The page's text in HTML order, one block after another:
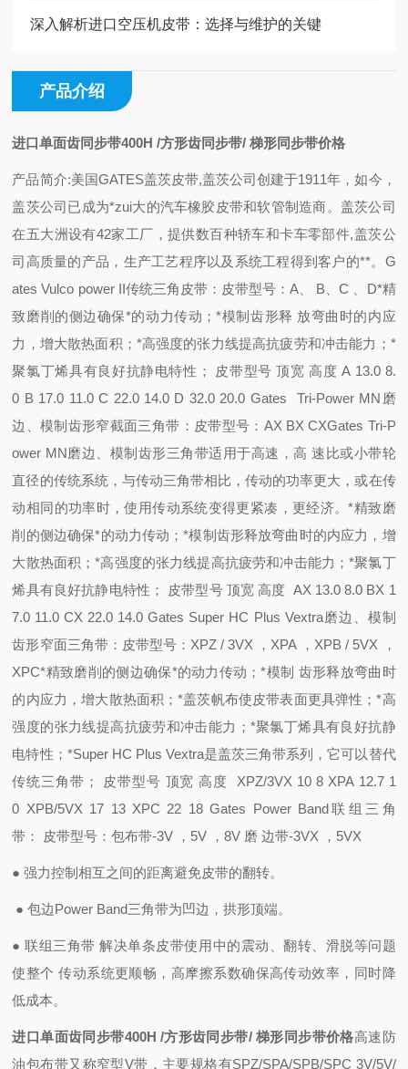
深入解析进口空压机皮带：选择与维护的关键
产品介绍
进口单面齿同步带400H /方形齿同步带/ 梯形同步带价格
产品简介:美国GATES盖茨皮带,盖茨公司创建于1911年，如今，
盖茨公司已成为*zui大的汽车橡胶皮带和软管制造商。盖茨公司
在五大洲设有42家工厂，提供数百种轿车和卡车零部件,盖茨公
司高质量的产品，生产工艺程序以及系统工程得到客户的**。G
ates Vulco power II传统三角皮带：皮带型号：A、 B、C 、D*精
致磨削的侧边确保*的动力传动；*模制齿形释 放弯曲时的内应
力，增大散热面积；*高强度的张力线提高抗疲劳和冲击能力；*
聚氯丁烯具有良好抗静电特性； 皮带型号 顶宽 高度 A 13.0 8.
0 B 17.0 11.0 C 22.0 14.0 D 32.0 20.0 Gates Tri-Power MN磨
边、模制齿形窄截面三角带：皮带型号：AX BX CXGates Tri-P
ower MN磨边、模制齿形三角带适用于高速，高 速比或小带轮
直径的传统系统，与传动三角带相比，传动的功率更大，或在传
动相同的功率时，使用传动系统变得更紧凑，更经济。*精致磨
削的侧边确保*的动力传动；*模制齿形释放弯曲时的内应力，增
大散热面积；*高强度的张力线提高抗疲劳和冲击能力；*聚氯丁
烯具有良好抗静电特性； 皮带型号 顶宽 高度 AX 13.0 8.0 BX 1
7.0 11.0 CX 22.0 14.0 Gates Super HC Plus Vextra磨边、模制
齿形窄面三角带：皮带型号：XPZ / 3VX ，XPA ，XPB / 5VX ，
XPC*精致磨削的侧边确保*的动力传动；*模制 齿形释放弯曲时
的内应力，增大散热面积；*盖茨帆布使皮带表面更具弹性；*高
强度的张力线提高抗疲劳和冲击能力；*聚氯丁烯具有良好抗静
电特性；*Super HC Plus Vextra是盖茨三角带系列，它可以替代
传统三角带； 皮带型号 顶宽 高度 XPZ/3VX 10 8 XPA 12.7 1
0 XPB/5VX 17 13 XPC 22 18 Gates Power Band联组三角
带： 皮带型号：包布带-3V ，5V ，8V 磨 边带-3VX ，5VX
● 强力控制相互之间的距离避免皮带的翻转。
● 包边Power Band三角带为凹边，拱形顶端。
● 联组三角带 解决单条皮带使用中的震动、翻转、滑脱等问题
使整个 传动系统更顺畅，高摩擦系数确保高传动效率，同时降
低成本。
进口单面齿同步带400H /方形齿同步带/ 梯形同步带价格高速防
油包布带又称窄型V带，主要规格有SPZ/SPA/SPB/SPC 3V/5V/